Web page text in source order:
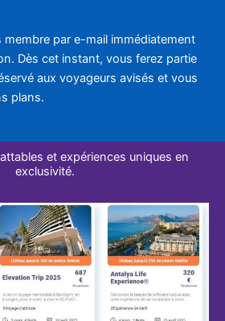
membre par e-mail immédiatement
Dès cet instant, vous ferez partie
aux voyageurs avisés et vous
plans.
et expériences uniques en
exclusivité.